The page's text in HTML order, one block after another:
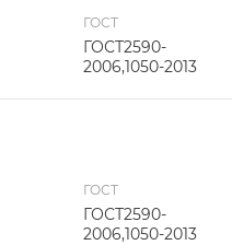
ГОСТ
ГОСТ2590-
2006,1050-2013
ГОСТ
ГОСТ2590-
2006,1050-2013